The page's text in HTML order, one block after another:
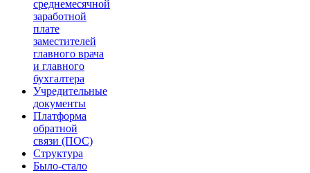
среднемесячной
заработной
плате
заместителей
главного врача
и главного
бухгалтера
Учредительные
документы
Платформа
обратной
связи (ПОС)
Структура
Было-стало